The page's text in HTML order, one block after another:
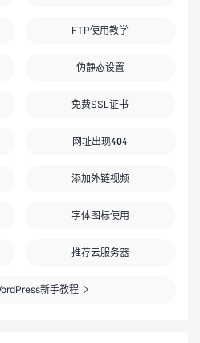
FTP使用教学
伪静态设置
免费SSL证书
网址出现404
添加外链视频
字体图标使用
推荐云服务器
新手教程